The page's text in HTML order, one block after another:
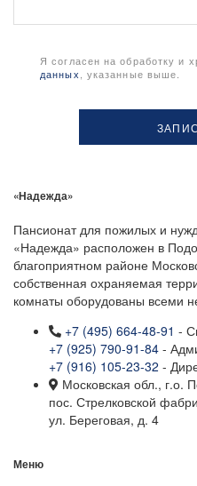
Я согласен на обработку и
данных
, указанные выше.
«Надежда»
Пансионат для пожилых и
«Надежда» расположен в
благоприятном районе
собственная охраняемая
комнаты оборудованы всеми
+7 (495) 664-48-91 -
+7 (925) 790-91-84 -
+7 (916) 105-23-32 -
Московская обл., г.о.
пос. Стрелковской
ул. Береговая, д. 4
Меню